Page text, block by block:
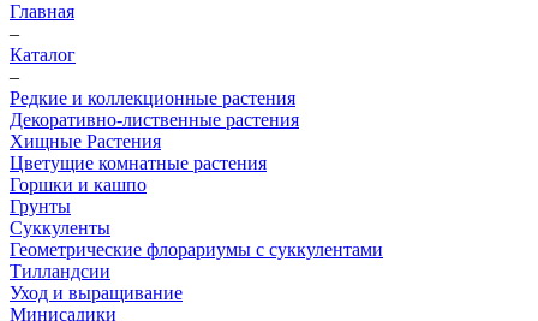
Главная
–
Каталог
–
Редкие и коллекционные растения
Декоративно-лиственные растения
Хищные Растения
Цветущие комнатные растения
Горшки и кашпо
Грунты
Суккуленты
Геометрические флорариумы с суккулентами
Тилландсии
Уход и выращивание
Минисадики